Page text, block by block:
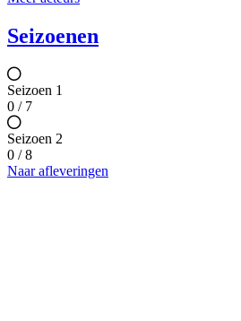
Seizoenen
Seizoen 1
0 / 7
Seizoen 2
0 / 8
Naar afleveringen